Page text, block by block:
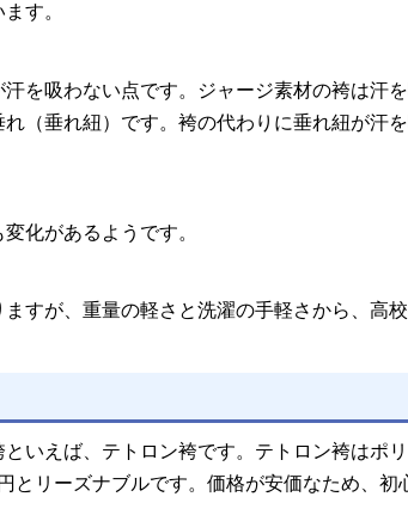
す。
を吸わない点です。ジャージ素材の袴は汗
（垂れ紐）です。袴の代わりに垂れ紐が汗
化があるようです。
すが、重量の軽さと洗濯の手軽さから、高
いえば、テトロン袴です。テトロン袴はポ
とリーズナブルです。価格が安価なため、初